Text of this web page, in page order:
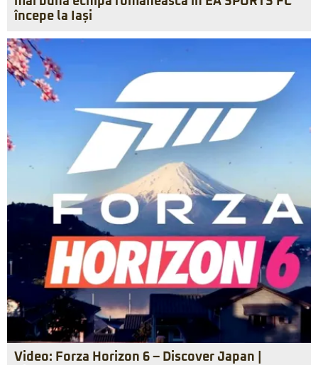
începe la Iași
Video: Forza Horizon 6 – Discover Japan |